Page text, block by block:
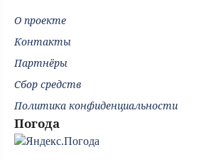
О проекте
Контакты
Партнёры
Сбор средств
Политика конфиденциальности
Погода